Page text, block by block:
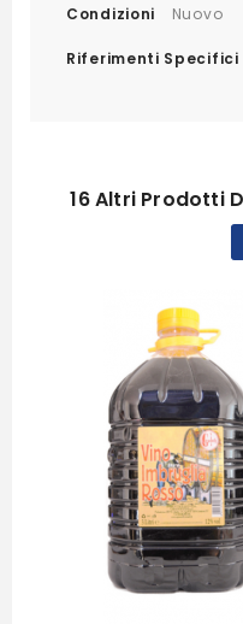
Condizioni Nuovo
Riferimenti Specifici
16 Altri Prodotti